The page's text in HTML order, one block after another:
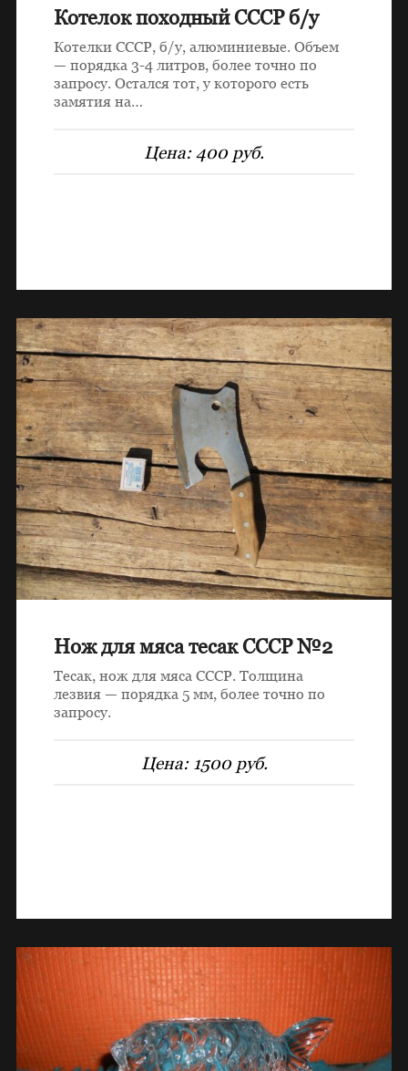
Котелок походный СССР б/у
Котелки СССР, б/у, алюминиевые. Объем
— порядка 3-4 литров, более точно по
запросу. Остался тот, у которого есть
замятия на…
Цена:400 руб.
Нож для мяса тесак СССР №2
Тесак, нож для мяса СССР. Толщина
лезвия — порядка 5 мм, более точно по
запросу.
Цена: 1500 руб.